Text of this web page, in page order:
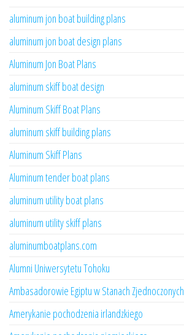
aluminum jon boat building plans
aluminum jon boat design plans
Aluminum Jon Boat Plans
aluminum skiff boat design
Aluminum Skiff Boat Plans
aluminum skiff building plans
Aluminum Skiff Plans
Aluminum tender boat plans
aluminum utility boat plans
aluminum utility skiff plans
aluminumboatplans.com
Alumni Uniwersytetu Tohoku
Ambasadorowie Egiptu w Stanach Zjednoczonych
Amerykanie pochodzenia irlandzkiego